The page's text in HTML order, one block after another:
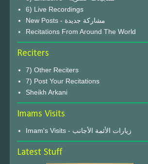
6) Live Recordings
New Posts - مشاركة جديدة
Recitations From Around The World
Reciters
7) Other Reciters
7) Post Your Recitations
Sheikh Arkani
Imams Visits
Imam's Visits - زيارات الأئمة الأجانب
Latest Stuff